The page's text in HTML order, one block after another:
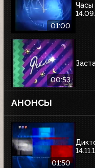
01:00
Часы
00:53
АНОНСЫ
01:50